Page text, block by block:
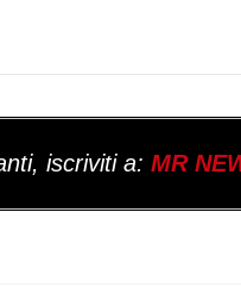
iscriviti a: MR